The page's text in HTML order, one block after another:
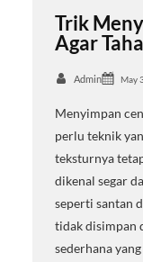
Trik
Agar
Admin May
Menyimpan
perlu teknik
teksturnya
dikenal segar
seperti santan
tidak disimpan
sederhana